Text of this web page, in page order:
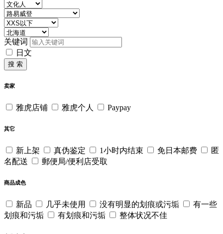
关键词
日文
搜 索
卖家
雅虎店铺 雅虎个人 Paypay
其它
新上架 真伪鉴定 1小时内结束 免日本邮费
匿
名配送
郵便局/便利店受取
商品成色
新品 几乎未使用 没有明显的划痕或污垢
有一些
划痕和污垢
有划痕和污垢 整体状况不佳